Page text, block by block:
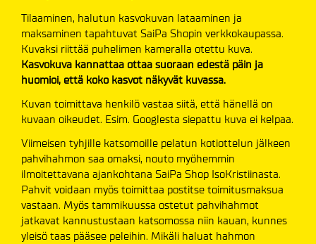
Tilaaminen, halutun kasvokuvan lataaminen ja
maksaminen tapahtuvat SaiPa Shopin verkkokaupassa.
Kuvaksi riittää puhelimen kameralla otettu kuva.
Kasvokuva kannattaa ottaa suoraan edestä päin ja
huomioi, että koko kasvot näkyvät kuvassa.
Kuvan toimittava henkilö vastaa siitä, että hänellä on
kuvaan oikeudet. Esim. Googlesta siepattu kuva ei kelpaa.
Viimeisen tyhjille katsomoille pelatun kotiottelun jälkeen
pahvihahmon saa omaksi, nouto myöhemmin
ilmoitettavana ajankohtana SaiPa Shop IsoKristiinasta.
Pahvit voidaan myös toimittaa postitse toimitusmaksua
vastaan. Myös tammikuussa ostetut pahvihahmot
jatkavat kannustustaan katsomossa niin kauan, kunnes
yleisö taas pääsee peleihin. Mikäli haluat hahmon